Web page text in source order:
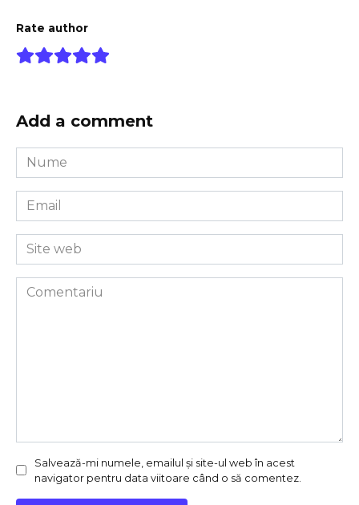
Rate author
Add a comment
Nume
*
Email
*
Site
web
Comentariu
Salvează-mi numele, emailul și site-ul web în acest
navigator pentru data viitoare când o să comentez.